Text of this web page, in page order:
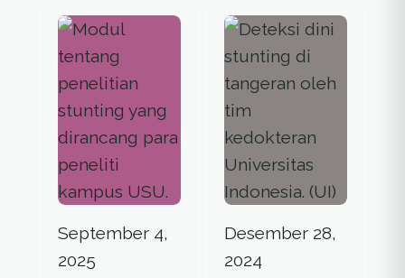
September 4,
2025
Desember 28,
2024